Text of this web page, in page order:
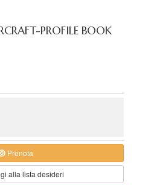
PROFILE BOOK
Prenota
alla lista desideri